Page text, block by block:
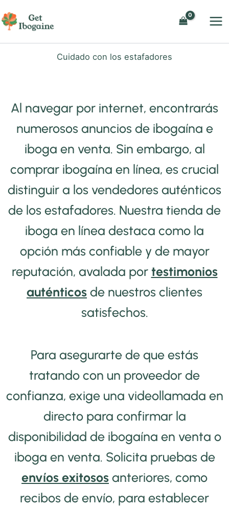
al
contenido
Cuidado con los estafadores
Al navegar por internet, encontrarás
numerosos anuncios de ibogaína e
iboga en venta. Sin embargo, al
comprar ibogaína en línea, es crucial
distinguir a los vendedores auténticos
de los estafadores. Nuestra tienda de
iboga en línea destaca como la
opción más confiable y de mayor
reputación, avalada por testimonios
auténticos de nuestros clientes
satisfechos.
Para asegurarte de que estás
tratando con un proveedor de
confianza, exige una videollamada en
directo para confirmar la
disponibilidad de ibogaína en venta o
iboga en venta. Solicita pruebas de
envíos exitosos anteriores, como
recibos de envío, para establecer